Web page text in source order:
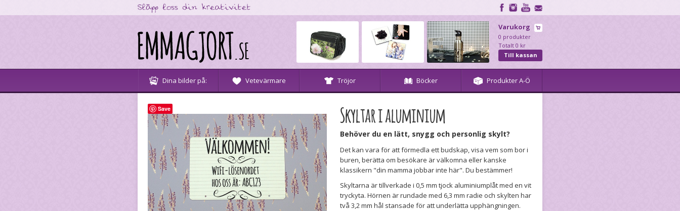
Varukorg
0 produkter
Totalt 0 kr
Till kassan
Dina bilder på: Vetevärmare Tröjor Böcker Produkter A-Ö
Save Skyltar i aluminium
Behöver du en lätt, snygg och personlig skylt?
Det kan vara för att förmedla ett budskap, visa vem som bor i
buren, berätta om besökare är välkomna eller kanske
klassikern "din mamma jobbar inte här". Du bestämmer!
Skyltarna är tillverkade i 0,5 mm tjock aluminiumplåt med en vit
tryckyta. Hörnen är rundade med 6,3 mm radie och skylten har
två 3,2 mm hål stansade för att underlätta upphängningen.